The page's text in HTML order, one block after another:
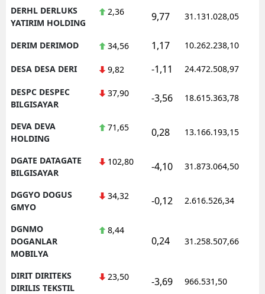
DERHL DERLUKS
YATIRIM HOLDING
2,36 9,77 31.131.028,05
DERIM DERIMOD 34,56 1,17 10.262.238,10
DESA DESA DERI 9,82 -1,11 24.472.508,97
DESPC DESPEC
BILGISAYAR
37,90 -3,56 18.615.363,78
DEVA DEVA
HOLDING
71,65 0,28 13.166.193,15
DGATE DATAGATE
BILGISAYAR
102,80 -4,10 31.873.064,50
DGGYO DOGUS
GMYO
34,32 -0,12 2.616.526,34
DGNMO
DOGANLAR
MOBILYA
8,44
0,24 31.258.507,66
DIRIT DIRITEKS
DIRILIS TEKSTIL
23,50 -3,69 966.531,50